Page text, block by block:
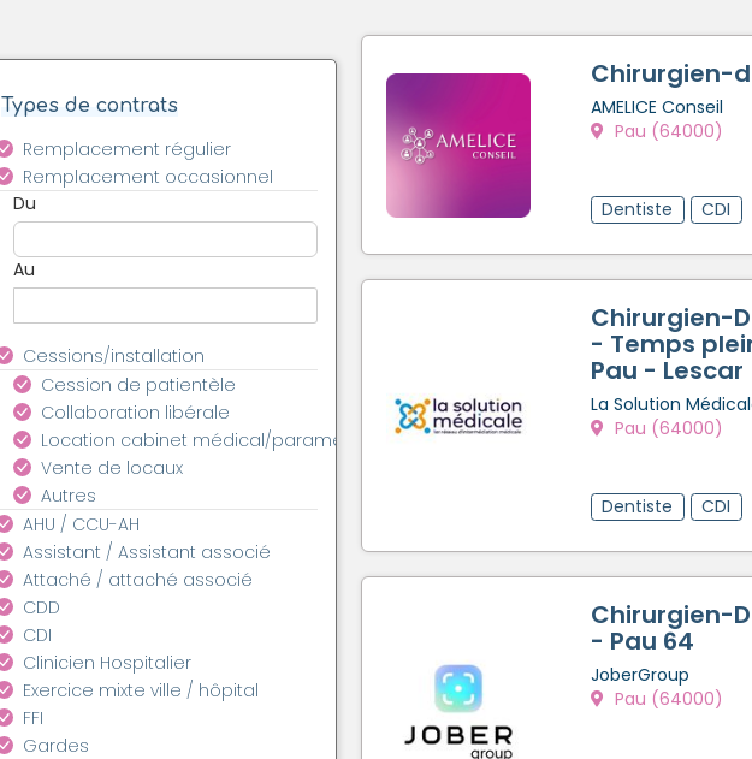
Types de contrats
Remplacement régulier
Remplacement occasionnel
Du
Au
Cessions/installation
Cession de patientèle
Collaboration libérale
Location cabinet médical/paramédical
Vente de locaux
Autres
AHU / CCU-AH
Assistant / Assistant associé
Attaché / attaché associé
CDD
CDI
Clinicien Hospitalier
Exercice mixte ville / hôpital
FFI
Gardes
Chirurgien-
AMELICE Conseil
Pau (64000)
Dentiste
CDI
Chirurgien-
- Temps
Pau -
La Solution
Pau (64000)
Dentiste
CDI
Chirurgien-
- Pau 64
JoberGroup
Pau (64000)